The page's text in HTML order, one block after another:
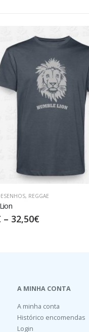
ANIMAIS,DESENHOS
Man’s Best Friend
17,50€–32,50
A MINHA CONTA
A minha conta
Histórico encomendas
Login